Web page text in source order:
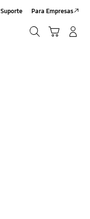
Suporte Para Empresas